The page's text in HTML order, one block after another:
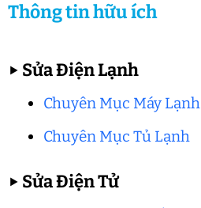
Thông tin hữu ích
▶ Sửa Điện Lạnh
Chuyên Mục Máy Lạnh
Chuyên Mục Tủ Lạnh
▶ Sửa Điện Tử